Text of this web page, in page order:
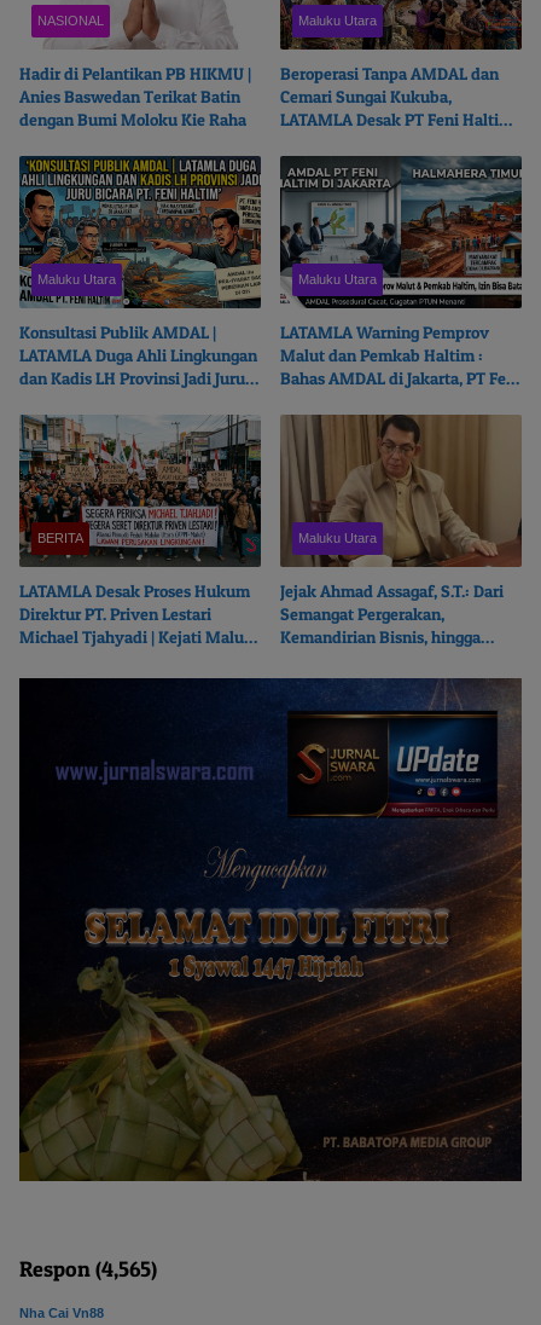
NASIONAL
Hadir di Pelantikan PB HIKMU |
Anies Baswedan Terikat Batin
dengan Bumi Moloku Kie Raha
Maluku Utara
Beroperasi Tanpa AMDAL dan
Cemari Sungai Kukuba,
LATAMLA Desak PT Feni Haltim
Maluku Utara
Konsultasi Publik AMDAL |
LATAMLA Duga Ahli Lingkungan
dan Kadis LH Provinsi Jadi Juru
Maluku Utara
LATAMLA Warning Pemprov
Malut dan Pemkab Haltim :
Bahas AMDAL di Jakarta, PT Feni
BERITA
LATAMLA Desak Proses Hukum
Direktur PT. Priven Lestari
Michael Tjahyadi | Kejati Malut
Maluku Utara
Jejak Ahmad Assagaf, S.T.: Dari
Semangat Pergerakan,
Kemandirian Bisnis, hingga
Respon (4,565)
Nha Cai Vn88